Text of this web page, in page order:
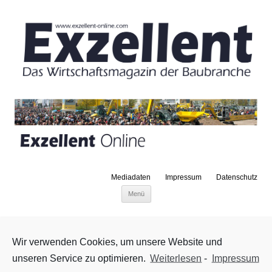
Mediadaten Impressum Datenschutz
Menü
Im Rahmen der letzten ordentlichen Sitzung hat der
Wir verwenden Cookies, um unsere Website und
unseren Service zu optimieren. Weiterlesen - Impressum